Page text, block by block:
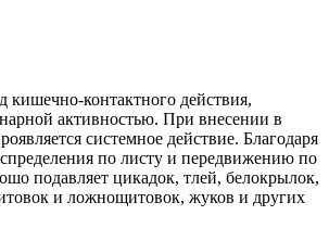
кишечно-контактного действия,
активностью. При внесении в
системное действие. Благодаря
по листу и передвижению по
подавляет цикадок, тлей, белокрылок,
и ложнощитовок, жуков и других